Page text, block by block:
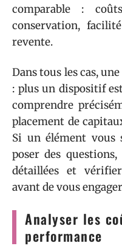
comparable :
conservation,
revente.
Dans tous les cas,
: plus un dispositif
comprendre
placement de
Si un élément
poser des
détaillées et
avant de vous
Analyser les
performance